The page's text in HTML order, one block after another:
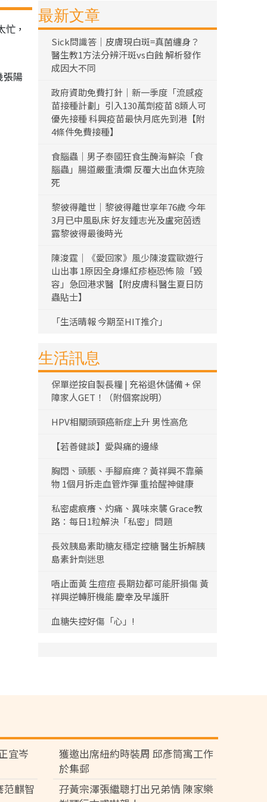
，
張陽
最新文章
Sick問識答｜皮膚現白斑=真菌纏身？
醫生教1方法分辨汗斑vs白蝕 解析發作
成因大不同
政府資助免費打針｜新一季度「流感疫
苗接種計劃」引入130萬劑疫苗 8類人可
優先接種 科興疫苗最快月底先到港【附
4條件免費接種】
食腦蟲｜男子泰國狂食生醃海鮮染「食
腦蟲」腸道嚴重潰爛 反覆大出血休克險
死
黎彼得離世｜黎彼得離世享年76歲 今年
3月已中風臥床 好友鍾志光及盧宛茵透
露黎彼得最後時光
陳浚霆｜《愛回家》風少陳浚霆歐遊行
山出事 1原因全身爆紅疹極恐怖 險「毀
容」急回港求醫【附皮膚科醫生夏日防
蟲貼士】
「生活晴報 今期至HIT推介」
生活訊息
保單逆按自製長糧 | 充裕退休儲備 + 保
障家人GET！（附個案說明）
HPV相關頭頸癌新症上升 男性高危
【若善健談】愛與痛的邊緣
胸悶、頭脹、手腳麻痺？黃祥興不靠藥
物 1個月拆走血管炸彈 重拾醒神健康
私密處痕癢、灼痛、異味來襲 Grace教
路：每日1粒解決「私密」問題
長效胰島素助糖友穩定控糖 醫生拆解胰
島素針劑迷思
唔止面黃 生痘痘 長期攰都可能肝損傷 黃
祥興逆轉肝機能 慶幸及早護肝
血糖失控好傷「心」!
宜岑
獲邀出席紐約時裝周 邱彥筒寓工作
於集郵
范麒智
孖黃宗澤張繼聰打出兄弟情 陳家樂